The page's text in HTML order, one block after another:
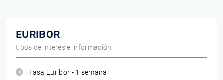
EURIBOR
tipos de interés e información
Tasa Euribor - 1 semana